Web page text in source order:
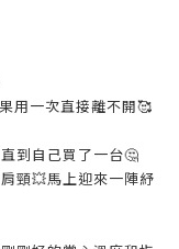
用一次直接離不開🥰
到自己買了一台🤔
頸💥馬上迎來一陣紓